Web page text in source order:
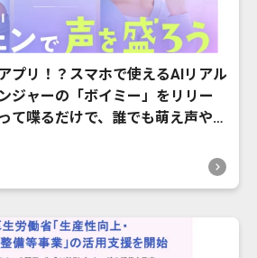
プリ！？スマホで使えるAIリアル
ジャーの「ボイミー」をリリー
て喋るだけで、誰でも萌え声やイ
可能に。